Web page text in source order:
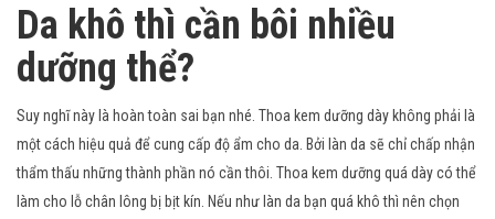
Da khô thì cần bôi nhiều
dưỡng thể?
Suy nghĩ này là hoàn toàn sai bạn nhé. Thoa kem dưỡng dày không phải là
một cách hiệu quả để cung cấp độ ẩm cho da. Bởi làn da sẽ chỉ chấp nhận
thẩm thấu những thành phần nó cần thôi. Thoa kem dưỡng quá dày có thể
làm cho lỗ chân lông bị bịt kín. Nếu như làn da bạn quá khô thì nên chọn